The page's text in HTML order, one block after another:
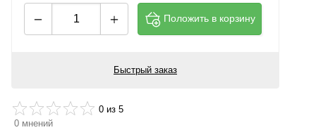
Положить в корзину
Быстрый заказ
0 из 5
0 мнений